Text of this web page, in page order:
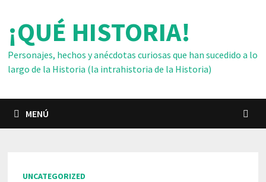
contenido
¡QUÉ HISTORIA!
Personajes, hechos y anécdotas curiosas que han sucedido a lo
largo de la Historia (la intrahistoria de la Historia)
MENÚ
UNCATEGORIZED